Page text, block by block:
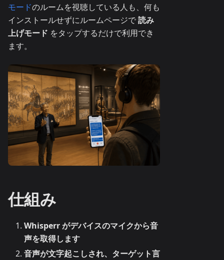
モードのルームを視聴している人も、何も
インストールせずにルームページで読み
上げモード をタップするだけで利用でき
ます。
仕組み
Whisperr がデバイスのマイクから音
声を取得します
音声が文字起こしされ、ターゲット言